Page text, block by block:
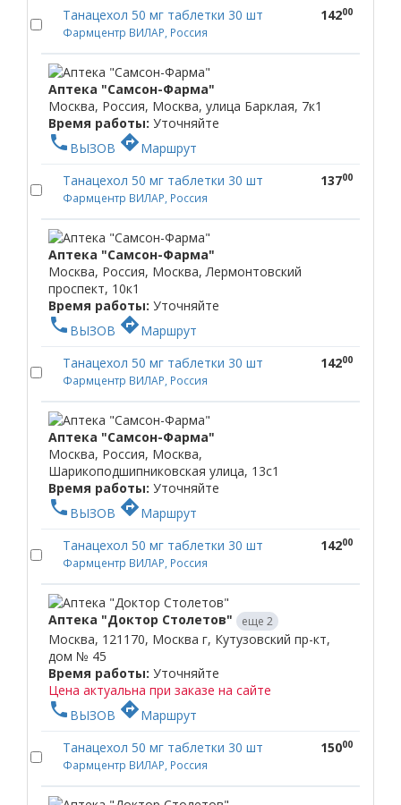
Танацехол 50 мг таблетки 30 шт
Фармцентр ВИЛАР, Россия
14200
Аптека "Самсон-Фарма"
Москва, Россия, Москва, улица Барклая, 7к1
Время работы: Уточняйте
phone ВЫЗОВ directionsМаршрут
Танацехол 50 мг таблетки 30 шт
Фармцентр ВИЛАР, Россия
13700
Аптека "Самсон-Фарма"
Москва, Россия, Москва, Лермонтовский
проспект, 10к1
Время работы: Уточняйте
phone ВЫЗОВ directionsМаршрут
Танацехол 50 мг таблетки 30 шт
Фармцентр ВИЛАР, Россия
14200
Аптека "Самсон-Фарма"
Москва, Россия, Москва,
Шарикоподшипниковская улица, 13с1
Время работы: Уточняйте
phone ВЫЗОВ directionsМаршрут
Танацехол 50 мг таблетки 30 шт
Фармцентр ВИЛАР, Россия
14200
Аптека "Доктор Столетов" еще 2
Москва, 121170, Москва г, Кутузовский пр-кт,
дом № 45
Время работы: Уточняйте
Цена актуальна при заказе на сайте
phone ВЫЗОВ directionsМаршрут
Танацехол 50 мг таблетки 30 шт
Фармцентр ВИЛАР, Россия
15000